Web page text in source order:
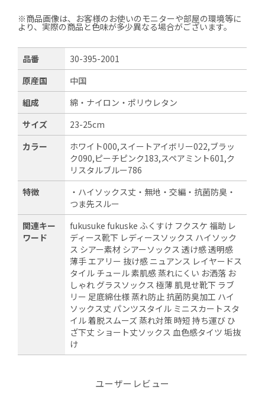
※商品画像は、お客様のお使いのモニターや部屋の環境等に
より、実際の商品と色味が多少異なる場合がございます。
品番
30-395-2001
原産国
中国
組成
綿・ナイロン・ポリウレタン
サイズ
23-25cm
カラー
ホワイト000,スイートアイボリー022,ブラッ
ク090,ピーチピンク183,スペアミント601,ク
リスタルブルー786
特徴
・ハイソックス丈・無地・交編・抗菌防臭・
つま先スルー
関連キー
ワード
fukusuke fukuske ふくすけ フクスケ 福助 レ
ディース靴下 レディースソックス ハイソック
ス シアー素材 シアーソックス 透け感 透明感
薄手 エアリー 抜け感 ニュアンス レイヤードス
タイル チュール 素肌感 蒸れにくい お洒落 お
しゃれ グラスソックス 極薄 肌見せ靴下 ラブ
リー 足底綿仕様 蒸れ防止 抗菌防臭加工 ハイ
ソックス丈 パンツスタイル ミニスカートスタ
イル 着脱スムーズ 蒸れ対策 時短 持ち運び ひ
ざ下丈 ショート丈ソックス 血色感タイツ 垢抜
け
ユーザーレビュー